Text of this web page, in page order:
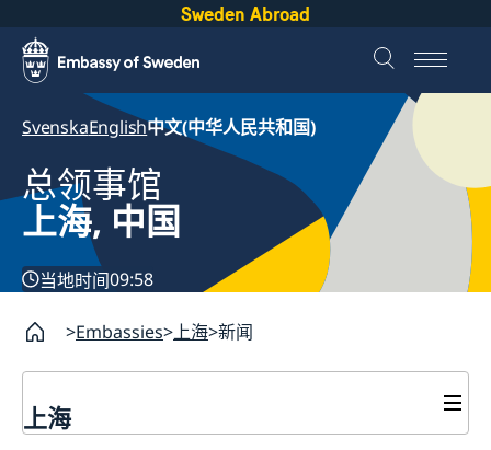
Sweden Abroad
SvenskaEnglish中文(中华人民共和国)
总领事馆
上海, 中国
当地时间09:58
Embassies 上海 新闻
上海